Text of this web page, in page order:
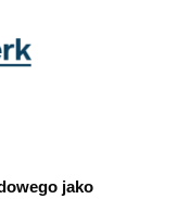
jako